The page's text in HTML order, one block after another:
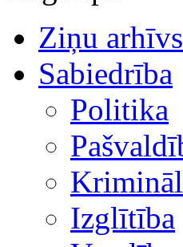
Ziņu arhīvs
Sabiedrība
Politika
Izglītība